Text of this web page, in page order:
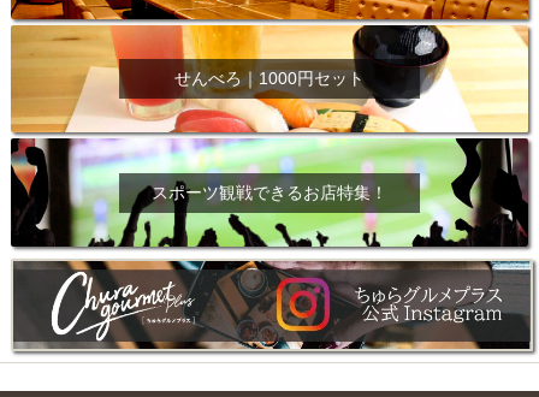
せんべろ｜1000円セット
スポーツ観戦できるお店特集！